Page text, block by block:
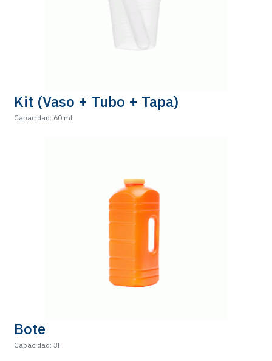
Kit (Vaso + Tubo + Tapa)
Capacidad: 60 ml
Bote
Capacidad: 3l